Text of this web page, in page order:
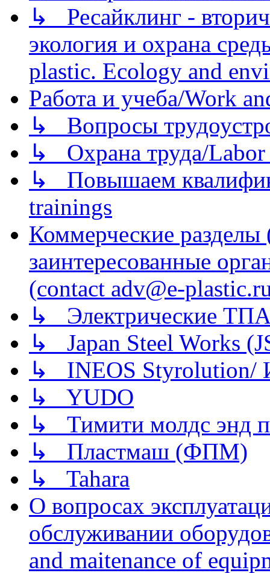
↳ Ресайклинг -
экология и охрана
plastic. Ecology and
Работа и учеба/Work
↳ Вопросы
↳ Охрана труда/Labor
↳ Повышаем
trainings
Коммерческие
заинтересованные
(contact adv@e-
↳ Электрические
↳ Japan Steel Works
↳ INEOS
↳ YUDO
↳ Тимити молдс энд
↳ Пластмаш (ФПМ)
↳ Tahara
О вопросах
обслуживании
and maitenance of